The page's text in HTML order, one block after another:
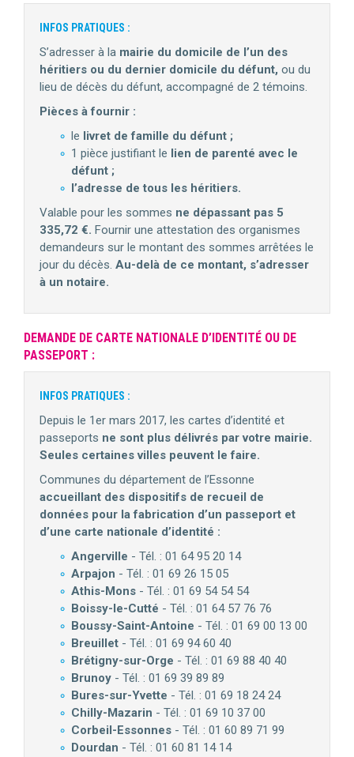
INFOS PRATIQUES :
S’adresser à la mairie du domicile de l’un des
héritiers ou du dernier domicile du défunt, ou du
lieu de décès du défunt, accompagné de 2 témoins.
Pièces à fournir :
le livret de famille du défunt ;
1 pièce justifiant le lien de parenté avec le
défunt ;
l’adresse de tous les héritiers.
Valable pour les sommes ne dépassant pas 5
335,72 €. Fournir une attestation des organismes
demandeurs sur le montant des sommes arrêtées le
jour du décès. Au-delà de ce montant, s’adresser
à un notaire.
DEMANDE DE CARTE NATIONALE D’IDENTITÉ OU DE
PASSEPORT :
INFOS PRATIQUES :
Depuis le 1er mars 2017, les cartes d’identité et
passeports ne sont plus délivrés par votre mairie.
Seules certaines villes peuvent le faire.
Communes du département de l’Essonne
accueillant des dispositifs de recueil de
données pour la fabrication d’un passeport et
d’une carte nationale d’identité :
Angerville - Tél. : 01 64 95 20 14
Arpajon - Tél. : 01 69 26 15 05
Athis-Mons - Tél. : 01 69 54 54 54
Boissy-le-Cutté - Tél. : 01 64 57 76 76
Boussy-Saint-Antoine - Tél. : 01 69 00 13 00
Breuillet - Tél. : 01 69 94 60 40
Brétigny-sur-Orge - Tél. : 01 69 88 40 40
Brunoy - Tél. : 01 69 39 89 89
Bures-sur-Yvette - Tél. : 01 69 18 24 24
Chilly-Mazarin - Tél. : 01 69 10 37 00
Corbeil-Essonnes - Tél. : 01 60 89 71 99
Dourdan - Tél. : 01 60 81 14 14